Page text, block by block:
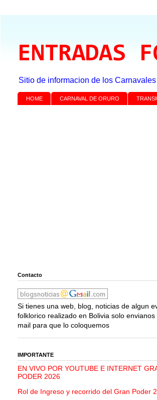
ENTRADAS
Sitio de informacion de los
HOME CARNAVAL DE ORURO
Contacto
Si tienes una web, blog, noticias de algun
folklorico realizado en Bolivia solo envianos
mail para que lo coloquemos
IMPORTANTE
EN VIVO POR YOUTUBE E INTERNET
PODER 2026
Rol de Ingreso y recorrido del Gran Poder